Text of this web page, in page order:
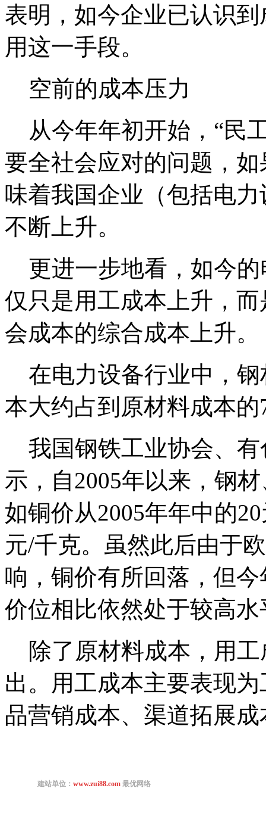
表明，如今企业已认识
用这一手段。
空前的成本压力
从今年年初开始，“民
要全社会应对的问题，
味着我国企业（包括电
不断上升。
更进一步地看，如今的
仅只是用工成本上升，
会成本的综合成本上升。
在电力设备行业中，钢
本大约占到原材料成本的
我国钢铁工业协会、有
示，自2005年以来，钢
如铜价从2005年年中的
元/千克。虽然此后由于
响，铜价有所回落，但
价位相比依然处于较高水
除了原材料成本，用工
出。用工成本主要表现
品营销成本、渠道拓展成